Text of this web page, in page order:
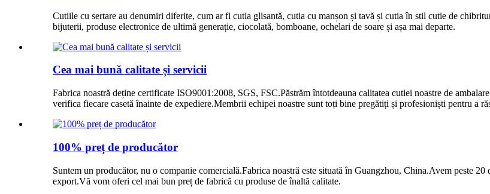
Cutiile cu sertare au denumiri diferite, cum ar fi cutia glisantă, cutia cu manșon și tavă și cutia în stil cutie de
bijuterii, produse electronice de ultimă generație, ciocolată, bomboane, ochelari de soare și așa mai departe.
Cea mai bună calitate și servicii
Fabrica noastră deține certificate ISO9001:2008, SGS, FSC.Păstrăm întotdeauna calitatea cutiei noastre de
verifica fiecare casetă înainte de expediere.Membrii echipei noastre sunt toți bine pregătiți și profesioniști pentru a
100% preț de producător
Suntem un producător, nu o companie comercială.Fabrica noastră este situată în Guangzhou, China.Avem peste
export.Vă vom oferi cel mai bun preț de fabrică cu produse de înaltă calitate.